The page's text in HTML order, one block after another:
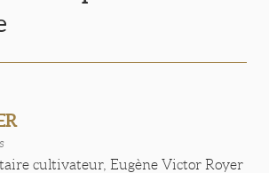
cultivateur, Eugène Victor Royer